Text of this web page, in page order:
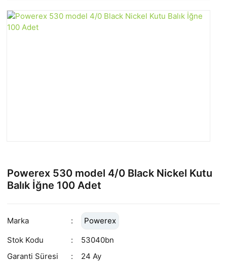
Powerex 530 model 4/0 Black Nickel Kutu
Balık İğne 100 Adet
Marka
Powerex
Stok Kodu
53040bn
Garanti Süresi
24 Ay